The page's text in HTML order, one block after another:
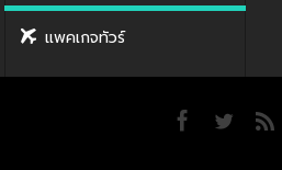
แพคเกจทัวร์